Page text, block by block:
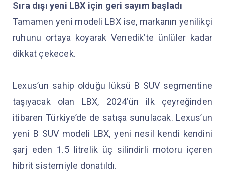
Sıra dışı yeni LBX için geri sayım başladı
Tamamen yeni modeli LBX ise, markanın yenilikçi
ruhunu ortaya koyarak Venedik’te ünlüler kadar
dikkat çekecek.
Lexus’un sahip olduğu lüksü B SUV segmentine
taşıyacak olan LBX, 2024’ün ilk çeyreğinden
itibaren Türkiye’de de satışa sunulacak. Lexus’un
yeni B SUV modeli LBX, yeni nesil kendi kendini
şarj eden 1.5 litrelik üç silindirli motoru içeren
hibrit sistemiyle donatıldı.